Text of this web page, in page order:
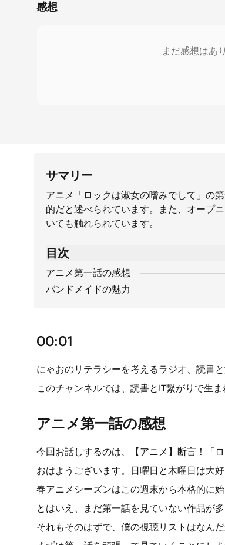
感想
まだ感想はあ
サマリー
アニメ「ロックは淑女の嗜みでして」の
的だと述べられています。また、オープ
いても触れられています。
目次
アニメ第一話の感想
バンドメイドの魅力
00:01
にゃおのリテラシーを考えるラジオ、読書と
このチャンネルでは、読書とIT繋がりで生
アニメ第一話の感想
今回お話しするのは、【アニメ】断言！「
おはようございます。日曜日と木曜日は大
春アニメシーズンはこの週末から本格的に始
とはいえ、まだ第一話を見ていない作品が
それもそのはずで、僕の視聴リストはなん